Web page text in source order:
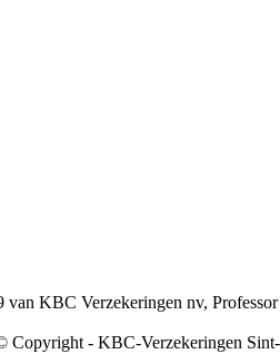
van KBC Verzekeringen nv,
Copyright - KBC-Verzekeringen